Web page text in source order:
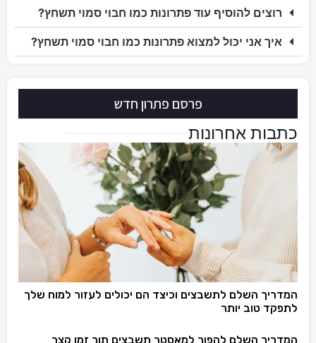
רוצים להוסיף עוד פתרונות כמו חבוי סמוי תשחץ?
איך אני יכול למצוא פתרונות כמו חבוי סמוי תשחץ?
פרסם פתרון חדש
כתבות אחרונות
המדריך השלם לתשבצים וכיצד הם יכולים לעזור למוח שלך
לתפקד טוב יותר
המדריך השלם להפוך למאסטר תשבצים תוך זמן קצר